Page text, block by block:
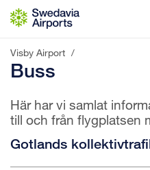
Gå till innehåll
Visby Airport /
Buss
Här har vi samlat
till och från flygplatsen
Gotlands